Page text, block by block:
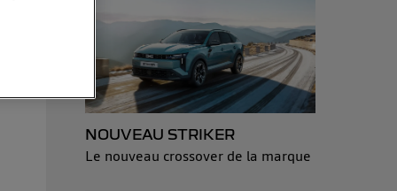
NOUVEAU STRIKER
Le nouveau crossover de la marque
en
IP
même
du foyer ayant